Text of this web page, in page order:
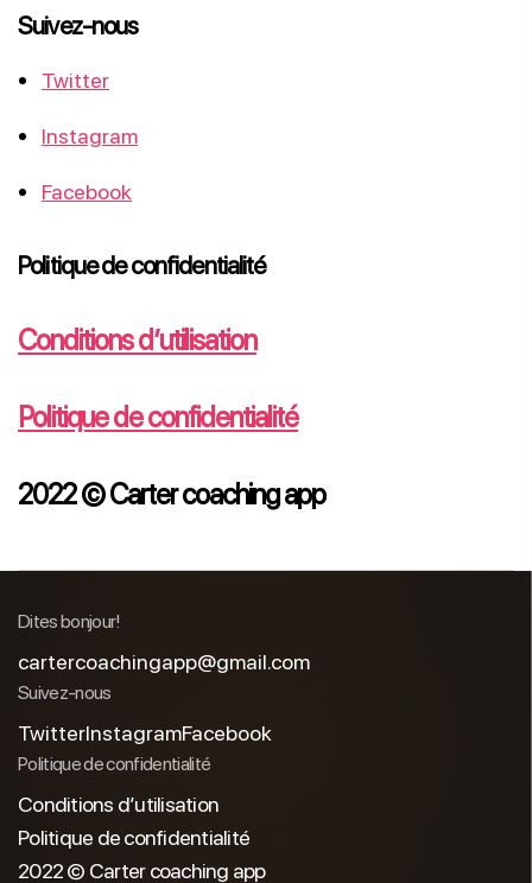
Suivez-nous
Twitter
Instagram
Facebook
Politique de confidentialité
Conditions d’utilisation
Politique de confidentialité
2022 © Carter coaching app
Dites bonjour!
cartercoachingapp@gmail.com
Suivez-nous
TwitterInstagramFacebook
Politique de confidentialité
Conditions d’utilisation
Politique de confidentialité
2022 © Carter coaching app